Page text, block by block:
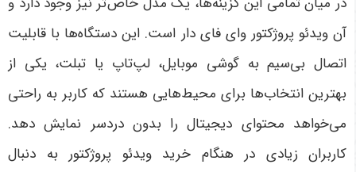
آن ویدئو پروژکتور وای فای دار است. این دستگاه‌ها با قابلیت
اتصال بی‌سیم به گوشی موبایل، لپ‌تاپ یا تبلت، یکی از
بهترین انتخاب‌ها برای محیط‌هایی هستند که کاربر به راحتی
می‌خواهد محتوای دیجیتال را بدون دردسر نمایش دهد.
کاربران زیادی در هنگام خرید ویدئو پروژکتور به دنبال